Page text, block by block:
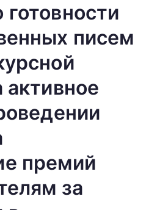
ти
писем
активное
премий
за